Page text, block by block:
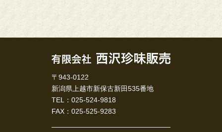
〒943-0122
新潟県上越市新保古新田535番地
TEL：025-524-9818
FAX：025-525-9283